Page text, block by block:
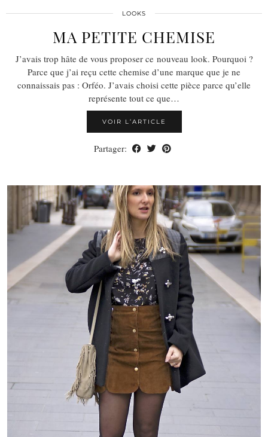
LOOKS
MA PETITE CHEMISE
J’avais trop hâte de vous proposer ce nouveau look. Pourquoi ?
Parce que j’ai reçu cette chemise d’une marque que je ne
connaissais pas : Orféo. J’avais choisi cette pièce parce qu’elle
représente tout ce que…
VOIR L’ARTICLE
Partager: